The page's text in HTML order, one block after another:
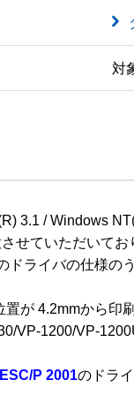
対
3.1 / Windows
せていただいてお
ライバの仕様の
が 4.2mmから印
1200/VP-
P 2001のドラ